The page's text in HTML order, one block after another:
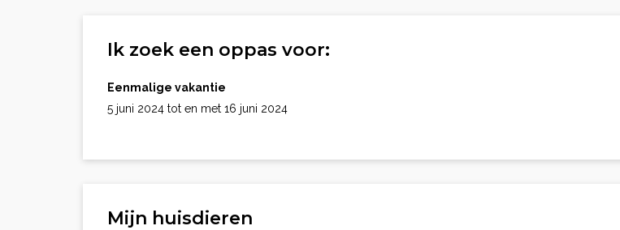
Ik zoek een oppas voor:
Eenmalige vakantie
5 juni 2024 tot en met 16 juni 2024
Mijn huisdieren